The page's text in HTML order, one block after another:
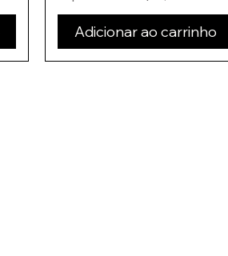
Adicionar ao carrinho